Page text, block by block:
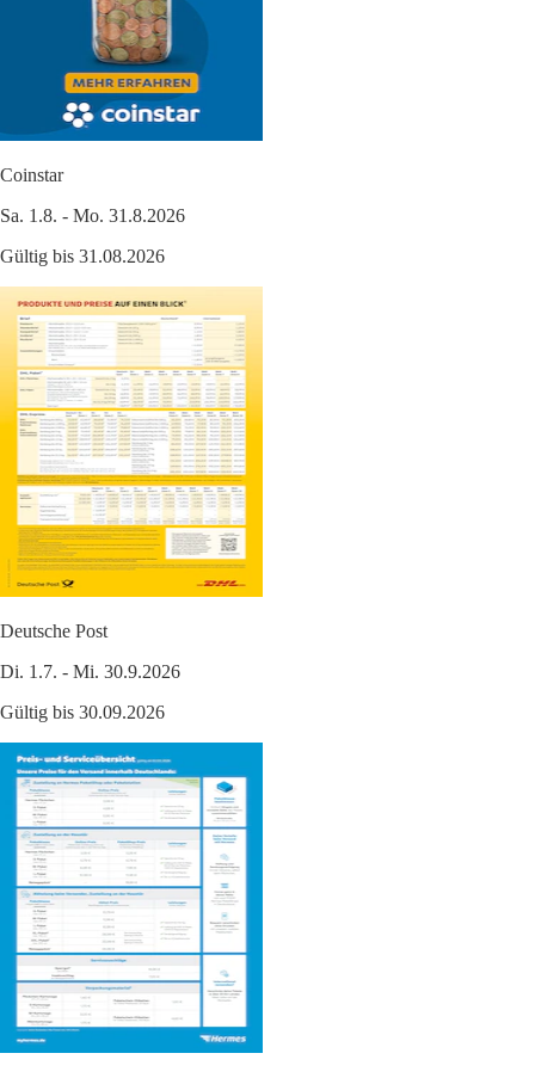
Coinstar
Sa. 1.8. - Mo. 31.8.2026
Gültig bis 31.08.2026
Deutsche Post
Di. 1.7. - Mi. 30.9.2026
Gültig bis 30.09.2026